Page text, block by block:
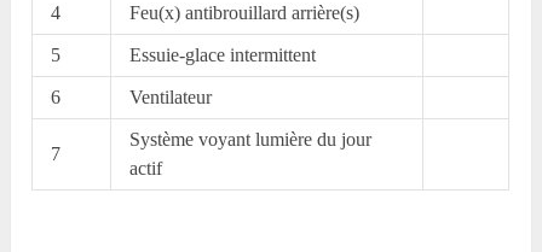
4 Feu(x) antibrouillard arrière(s)
5 Essuie-glace intermittent
6 Ventilateur
7
Système voyant lumière du jour
actif